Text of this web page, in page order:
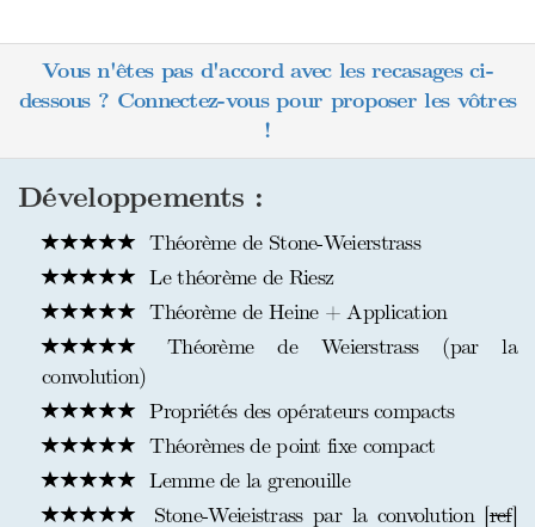
Vous n'êtes pas d'accord avec les recasages ci-
dessous ? Connectez-vous pour proposer les vôtres
!
Développements :
Théorème de Stone-Weierstrass
Le théorème de Riesz
Théorème de Heine + Application
Théorème de Weierstrass (par la
convolution)
Propriétés des opérateurs compacts
Théorèmes de point fixe compact
Lemme de la grenouille
Stone-Weieistrass par la convolution [ref]